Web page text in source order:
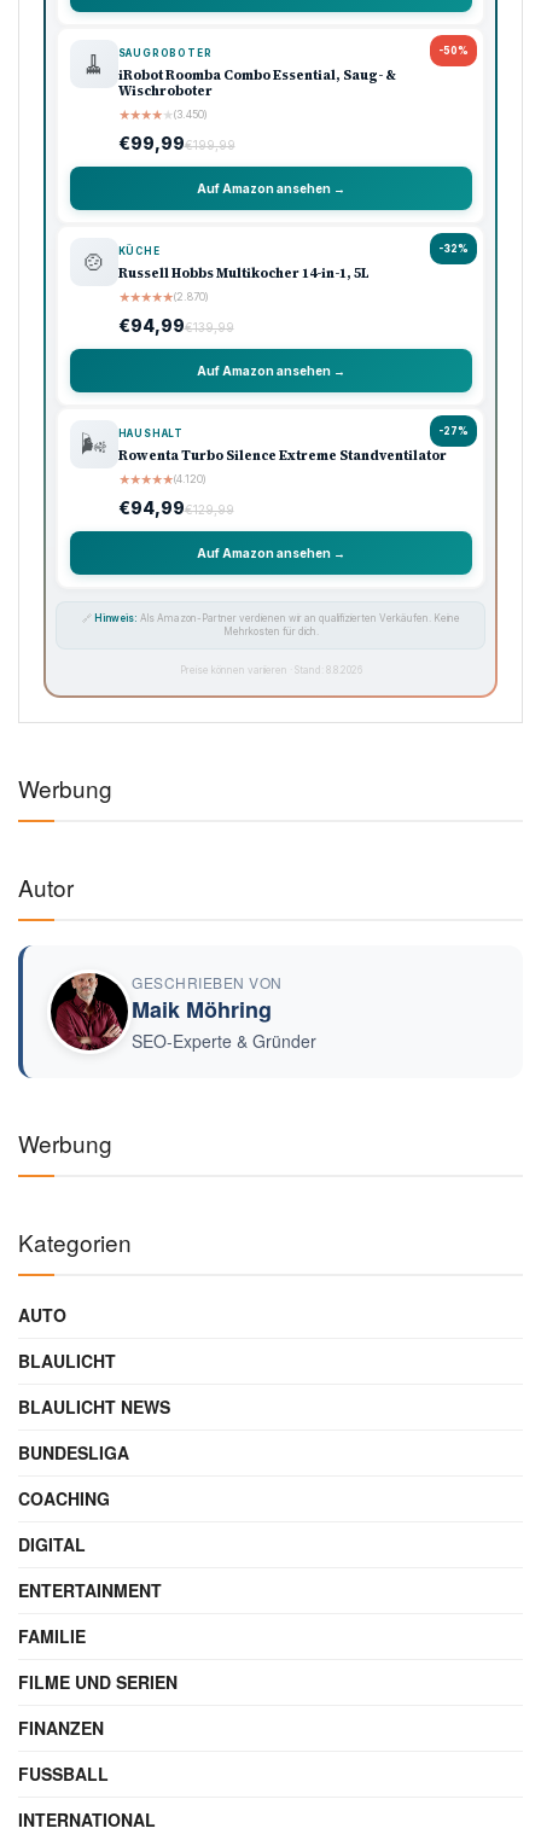
-50%
🧹 SAUGROBOTER
iRobot Roomba Combo Essential, Saug- &
Wischroboter
★★★★★(3.450)
€99,99€199,99
Auf Amazon ansehen →
-32%
🍲 KÜCHE
Russell Hobbs Multikocher 14-in-1, 5L
★★★★★(2.870)
€94,99€139,99
Auf Amazon ansehen →
-27%
🌬️ HAUSHALT
Rowenta Turbo Silence Extreme Standventilator
★★★★★(4.120)
€94,99€129,99
Auf Amazon ansehen →
🔗 Hinweis: Als Amazon-Partner verdienen wir an qualifizierten Verkäufen. Keine
Mehrkosten für dich.
Preise können variieren · Stand: 8.8.2026
Werbung
Autor
GESCHRIEBEN VON
Maik Möhring
SEO-Experte & Gründer
Werbung
Kategorien
AUTO
BLAULICHT
BLAULICHT NEWS
BUNDESLIGA
COACHING
DIGITAL
ENTERTAINMENT
FAMILIE
FILME UND SERIEN
FINANZEN
FUSSBALL
INTERNATIONAL